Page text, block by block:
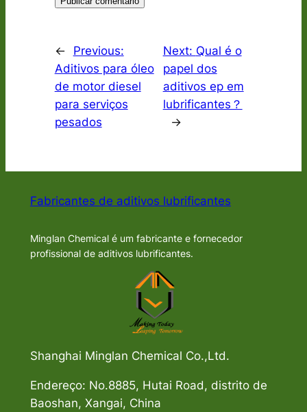
←
Previous:
Aditivos para óleo
de motor diesel
para serviços
pesados
Next: Qual é o
papel dos
aditivos ep em
lubrificantes？
→
Fabricantes de aditivos lubrificantes
Minglan Chemical é um fabricante e fornecedor
profissional de aditivos lubrificantes.
Shanghai Minglan Chemical Co.,Ltd.
Endereço: No.8885, Hutai Road, distrito de
Baoshan, Xangai, China